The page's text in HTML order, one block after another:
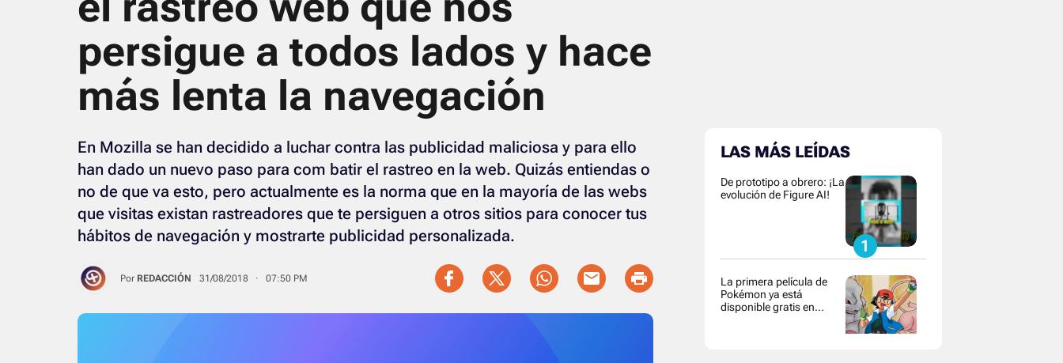
persigue a todos lados y hace
más lenta la navegación
En Mozilla se han decidido a luchar contra las publicidad maliciosa y para ello
han dado un nuevo paso para com batir el rastreo en la web. Quizás entiendas o
no de que va esto, pero actualmente es la norma que en la mayoría de las webs
que visitas existan rastreadores que te persiguen a otros sitios para conocer tus
hábitos de navegación y mostrarte publicidad personalizada.
Por REDACCIÓN 31/08/2018 · 07:50 PM
LAS MÁS LEÍDAS
De prototipo a obrero: ¡La
evolución de Figure AI!
La primera película de
Pokémon ya está
disponible gratis en